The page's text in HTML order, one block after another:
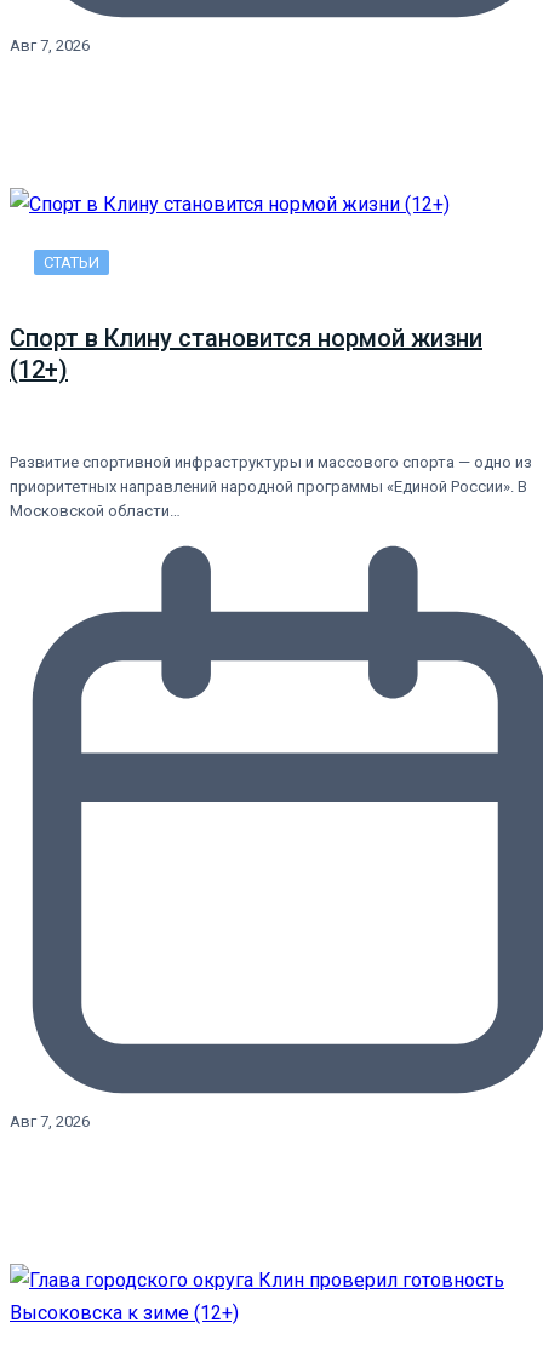
Авг 7, 2026
СТАТЬИ
Спорт в Клину становится нормой жизни
(12+)
Развитие спортивной инфраструктуры и массового спорта — одно из
приоритетных направлений народной программы «Единой России». В
Московской области…
Авг 7, 2026